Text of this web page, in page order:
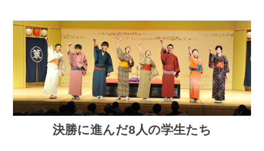
決勝に進んだ8人の学生たち